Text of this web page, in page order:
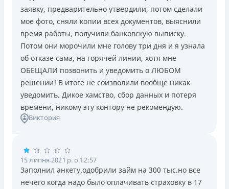
заявку, предварительно утвердили, потом сделали
мое фото, сняли копии всех документов, выяснили
время работы, получили банковскую выписку.
Потом они морочили мне голову три дня и я узнала
об отказе сама, на горячей линии, хотя мне
ОБЕЩАЛИ позвонить и уведомить о ЛЮБОМ
решении! В итоге не соизволили вообще никак
уведомить. Дикое хамство, сбор данных и потеря
времени, никому эту контору не рекомендую.
Виктория
15 липня 2021 р. о 12:57
Заполнил анкету.одобрили займ на 300 тыс.но все
нечего когда надо было оплачивать страховку в 17